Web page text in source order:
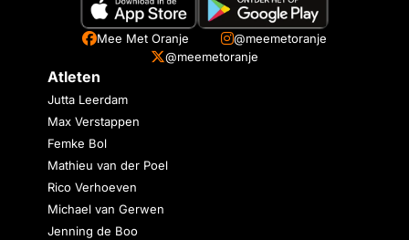
Mee Met Oranje
@meemetoranje
@meemetoranje
Atleten
Jutta Leerdam
Max Verstappen
Femke Bol
Mathieu van der Poel
Rico Verhoeven
Michael van Gerwen
Jenning de Boo